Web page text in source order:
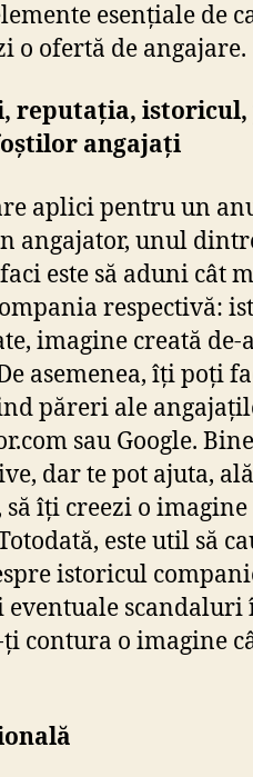
esențiale de
o ofertă de angajare.
reputația, istoricul,
angajați
aplici pentru un
angajator, unul
este să aduni cât
respectivă:
imagine creată
asemenea, îți poți
păreri ale
sau Google.
dar te pot ajuta,
îți creezi o
este util să
istoricul
eventuale scandaluri
contura o imagine